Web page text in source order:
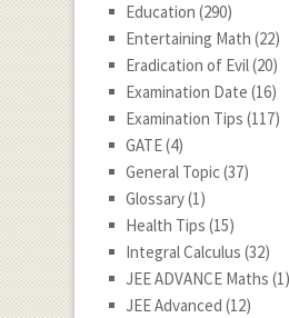
Education (290)
Entertaining Math (22)
Eradication of Evil(20)
Examination Date (16)
Examination Tips (117)
GATE(4)
General Topic(37)
Glossary(1)
Health Tips (15)
Integral Calculus (32)
JEE ADVANCE Maths (1)
JEE Advanced (12)